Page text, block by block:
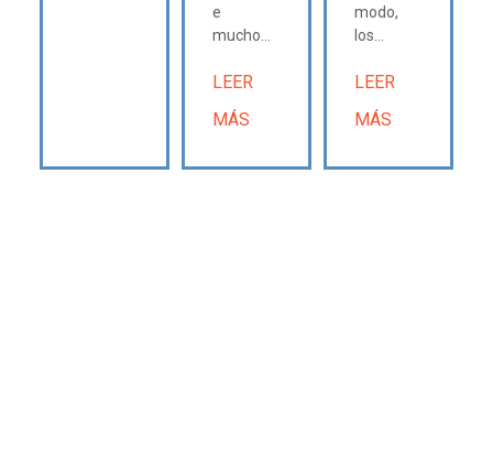
e
mucho...
LEER
MÁS
modo,
los...
LEER
MÁS